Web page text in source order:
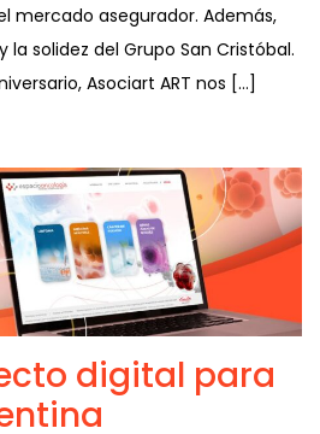
mercado asegurador. Además,
solidez del Grupo San Cristóbal.
Asociart ART nos […]
digital para